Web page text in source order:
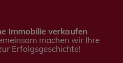
Immobilie verkaufen
machen wir Ihre
Erfolgsgeschichte!